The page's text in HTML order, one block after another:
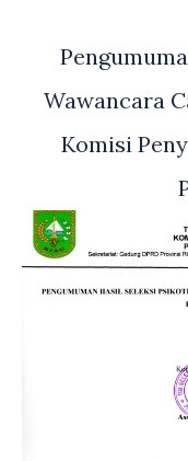
Wawancara
Komisi